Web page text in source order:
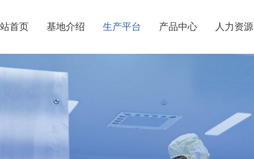
首页 基地介绍 生产平台 产品中心 人力资源